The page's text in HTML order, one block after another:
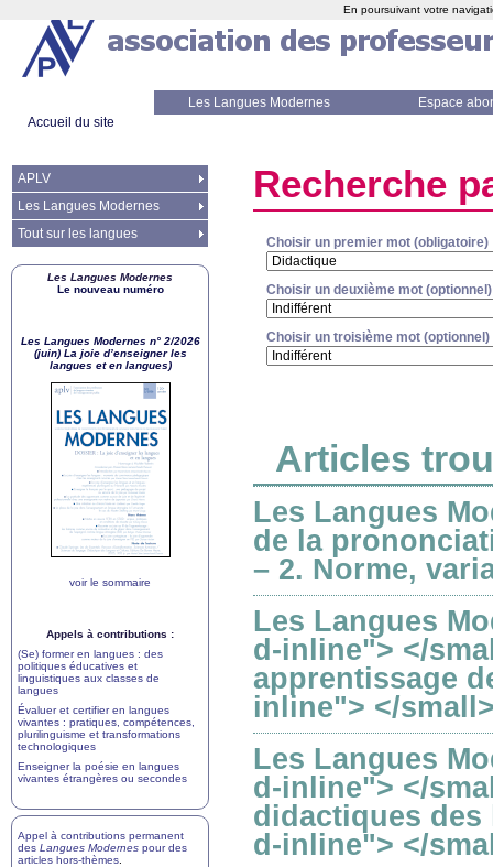
Les Langues Modernes
Espace
Accueil du site
Recherche
Choisir un premier mot (obligatoire)
Choisir un deuxième mot (optionnel)
Choisir un troisième mot (optionnel)
Articles
Les Langues
de la
– 2. Norme,
Les Langues
d-inline"> </
apprentissage
inline"> </
Les Langues
d-inline"> </
didactiques
d-inline"> </
APLV
Les Langues Modernes
Tout sur les langues
Les Langues Modernes
Le nouveau numéro
Les Langues Modernes n° 2/2026
(juin) La joie d’enseigner les
langues et en langues)
voir le sommaire
Appels à contributions :
(Se) former en langues : des
politiques éducatives et
linguistiques aux classes de
langues
Évaluer et certifier en langues
vivantes : pratiques, compétences,
plurilinguisme et transformations
technologiques
Enseigner la poésie en langues
vivantes étrangères ou secondes
Appel à contributions permanent
des Langues Modernes pour des
articles hors-thèmes
En poursuivant votre